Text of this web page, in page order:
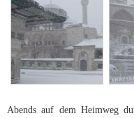
Abends auf dem Heimweg